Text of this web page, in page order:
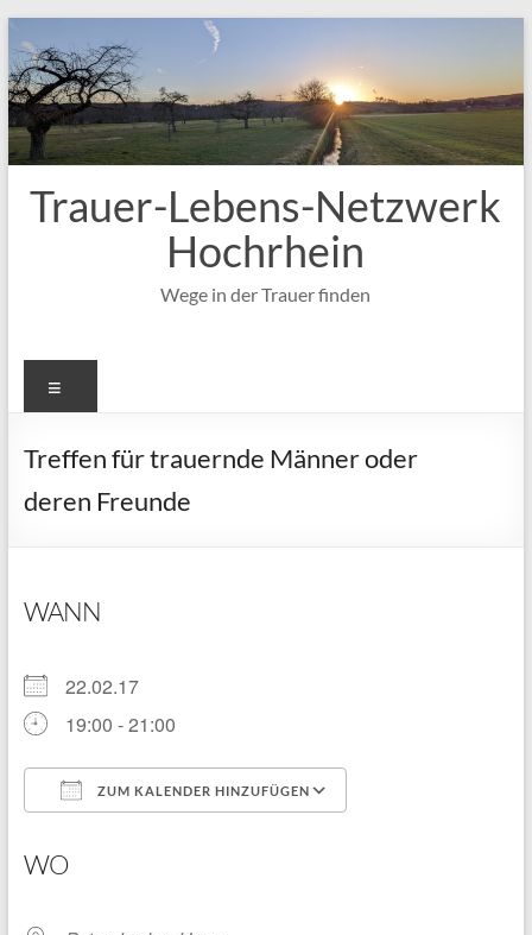
Inhalt
springen
Trauer-Lebens-Netzwerk
Hochrhein
Wege in der Trauer finden
Treffen für trauernde Männer oder
deren Freunde
WANN
22.02.17
19:00 - 21:00
ZUM KALENDER HINZUFÜGEN
WO